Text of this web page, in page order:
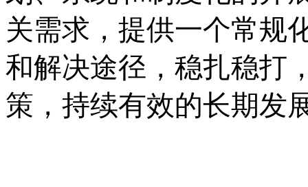
关需求，提供一个常规
和解决途径，稳扎稳打
策，持续有效的长期发